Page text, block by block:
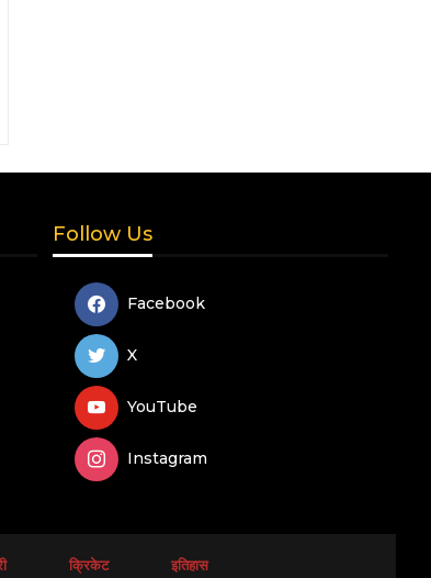
Follow Us
Facebook
X
YouTube
Instagram
क्रिकेट इतिहास